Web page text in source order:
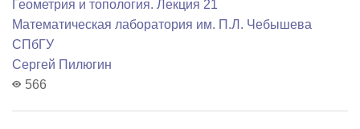
Геометрия и топология. Лекция 21
Математичеcкая лаборатория им. П.Л. Чебышева
СПбГУ
Сергей Пилюгин
566